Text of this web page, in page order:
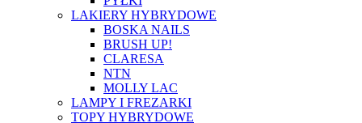
LAKIERY HYBRYDOWE
BOSKA NAILS
BRUSH UP!
CLARESA
NTN
MOLLY LAC
LAMPY I FREZARKI
TOPY HYBRYDOWE